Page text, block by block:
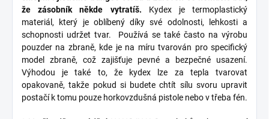
že zásobník někde vytratíš. Kydex je termoplastický
materiál, který je oblíbený díky své odolnosti, lehkosti a
schopnosti udržet tvar. Používá se také často na výrobu
pouzder na zbraně, kde je na míru tvarován pro specifický
model zbraně, což zajišťuje pevné a bezpečné usazení.
Výhodou je také to, že kydex lze za tepla tvarovat
opakovaně, takže pokud si budete chtít sílu svoru upravit
postačí k tomu pouze horkovzdušná pistole nebo v třeba fén.